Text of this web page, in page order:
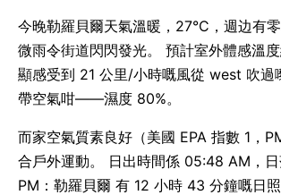
今晚勒羅貝爾天氣溫暖，27°C，週边有
微雨令街道閃閃發光。 預計室外體感溫
顯感受到 21 公里/小時嘅風從 west 吹過
帶空氣咁——濕度 80%。
而家空氣質素良好（美國 EPA 指數 1
合戶外運動。 日出時間係 05:48 AM，
PM：勒羅貝爾 有 12 小時 43 分鐘嘅日照